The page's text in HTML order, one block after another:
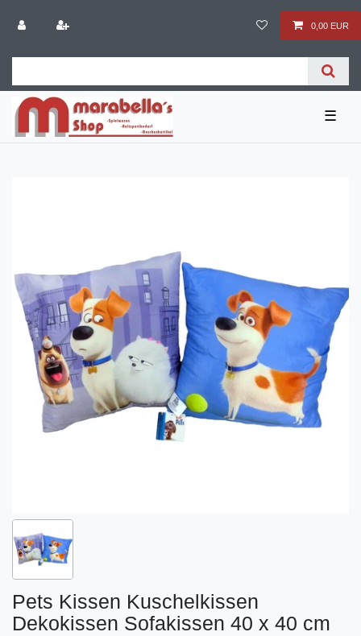
0,00 EUR
☰
Pets Kissen Kuschelkissen
Dekokissen Sofakissen 40 x 40 cm